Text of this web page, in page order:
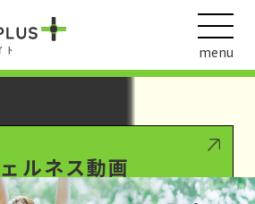
key 0 in/var/www/wordpress/wp-
functions.php
1016
menu
ルネス動画